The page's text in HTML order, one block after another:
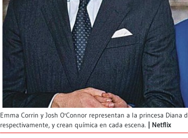
Emma Corrin y Josh O'Connor representan a la princesa Diana
respectivamente, y crean química en cada escena.
Netflix